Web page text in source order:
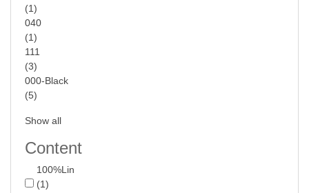
(1)
040
(1)
111
(3)
000-Black
(5)
Show all
Content
100%Lin
(1)